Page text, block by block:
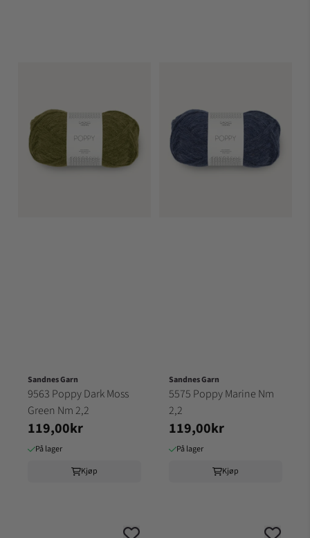
Sandnes Garn
9563 Poppy Dark Moss
Green Nm 2,2
119,00kr
På lager
Kjøp
Sandnes Garn
5575 Poppy Marine Nm
2,2
119,00kr
På lager
Kjøp